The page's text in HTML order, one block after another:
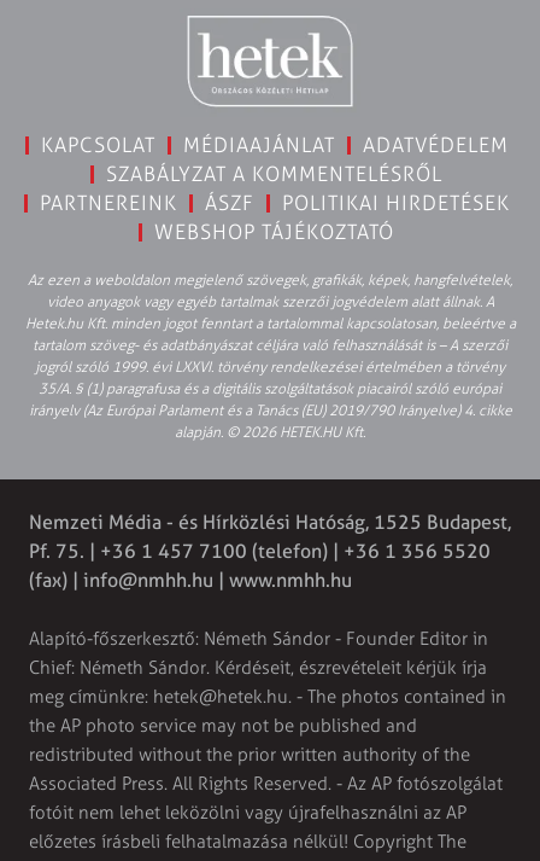
KAPCSOLAT MÉDIAAJÁNLAT
ADATVÉDELEM
SZABÁLYZAT A KOMMENTELÉSRŐL
PARTNEREINK
ÁSZF
POLITIKAI HIRDETÉSEK
WEBSHOP TÁJÉKOZTATÓ
Az ezen a weboldalon megjelenő szövegek, grafikák, képek, hangfelvételek,
video anyagok vagy egyéb tartalmak szerzői jogvédelem alatt állnak. A
Hetek.hu Kft. minden jogot fenntart a tartalommal kapcsolatosan, beleértve a
tartalom szöveg- és adatbányászat céljára való felhasználását is – A szerzői
jogról szóló 1999. évi LXXVI. törvény rendelkezései értelmében a törvény
35/A. § (1) paragrafusa és a digitális szolgáltatások piacairól szóló európai
irányelv (Az Európai Parlament és a Tanács (EU) 2019/790 Irányelve) 4. cikke
alapján. © 2026 HETEK.HU Kft.
Nemzeti Média - és Hírközlési Hatóság, 1525 Budapest,
Pf. 75. | +36 1 457 7100 (telefon) | +36 1 356 5520
(fax) | info@nmhh.hu | www.nmhh.hu
Alapító-főszerkesztő: Németh Sándor - Founder Editor in
Chief: Németh Sándor. Kérdéseit, észrevételeit kérjük írja
meg címünkre: hetek@hetek.hu. - The photos contained in
the AP photo service may not be published and
redistributed without the prior written authority of the
Associated Press. All Rights Reserved. - Az AP fotószolgálat
fotóit nem lehet leközölni vagy újrafelhasználni az AP
előzetes írásbeli felhatalmazása nélkül! Copyright The